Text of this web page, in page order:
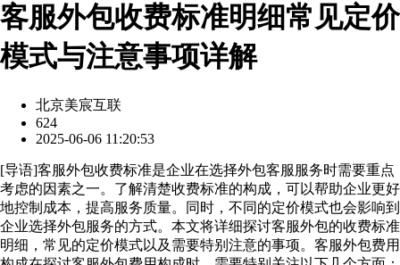
客服外包收费标准明细常见定价
模式与注意事项详解
北京美宸互联
624
2025-06-06 11:20:53
[导语]客服外包收费标准是企业在选择外包客服服务时需要重点
考虑的因素之一。了解清楚收费标准的构成，可以帮助企业更好
地控制成本，提高服务质量。同时，不同的定价模式也会影响到
企业选择外包服务的方式。本文将详细探讨客服外包的收费标准
明细，常见的定价模式以及需要特别注意的事项。客服外包费用